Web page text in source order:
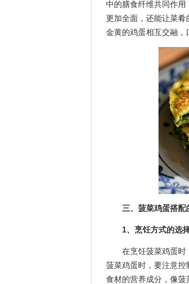
中的膳食纤维共同作
更加全面，还能让菜
金黄的鸡蛋相互交融，
三、菠菜鸡蛋搭配
1、烹饪方式的选
在烹饪菠菜鸡蛋时，
菠菜鸡蛋时，要注意控
食材的营养成分，像